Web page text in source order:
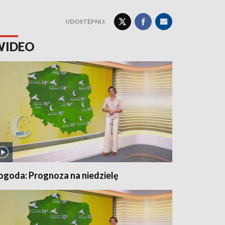
UDOSTĘPNIJ:
Prognoza na niedzielę